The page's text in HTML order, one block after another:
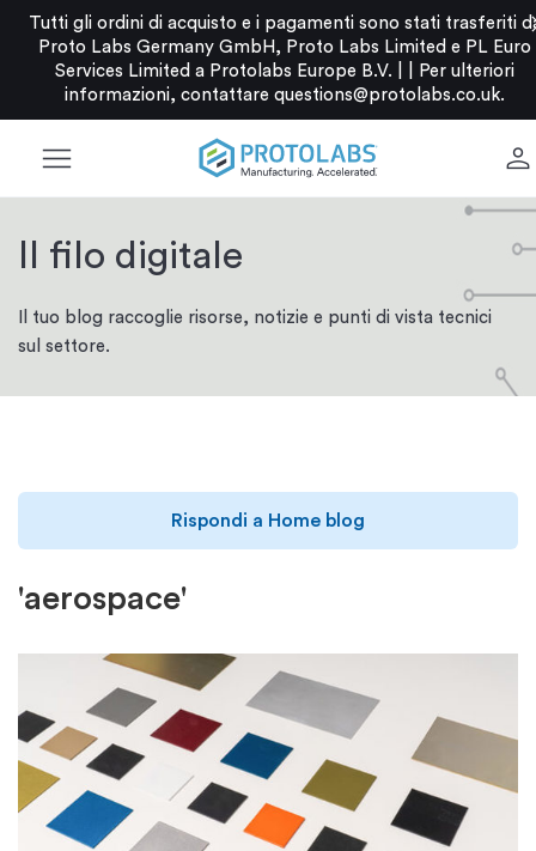
Tutti gli ordini di acquisto e i pagamenti sono stati trasferiti
Proto Labs Germany GmbH, Proto Labs Limited e PL Euro
Services Limited a Protolabs Europe B.V. |
Per ulteriori
informazioni, contattare questions@protolabs.co.uk.
menu person
Il filo digitale
Il tuo blog raccoglie risorse, notizie e punti di vista tecnici
sul settore.
'aerospace'
Rispondi a Home blog